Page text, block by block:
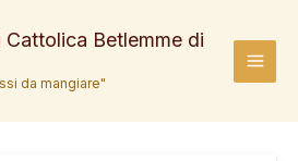
Cattolica Betlemme di
da mangiare"